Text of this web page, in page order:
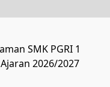
SMK PGRI 1
2026/2027